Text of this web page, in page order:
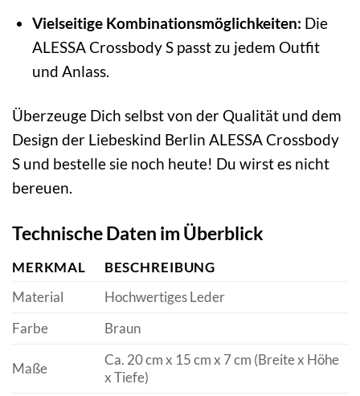
Vielseitige Kombinationsmöglichkeiten: Die
ALESSA Crossbody S passt zu jedem Outfit
und Anlass.
Überzeuge Dich selbst von der Qualität und dem
Design der Liebeskind Berlin ALESSA Crossbody
S und bestelle sie noch heute! Du wirst es nicht
bereuen.
Technische Daten im Überblick
MERKMAL
BESCHREIBUNG
Material
Hochwertiges Leder
Farbe
Braun
Maße
Ca. 20 cm x 15 cm x 7 cm (Breite x Höhe
x Tiefe)